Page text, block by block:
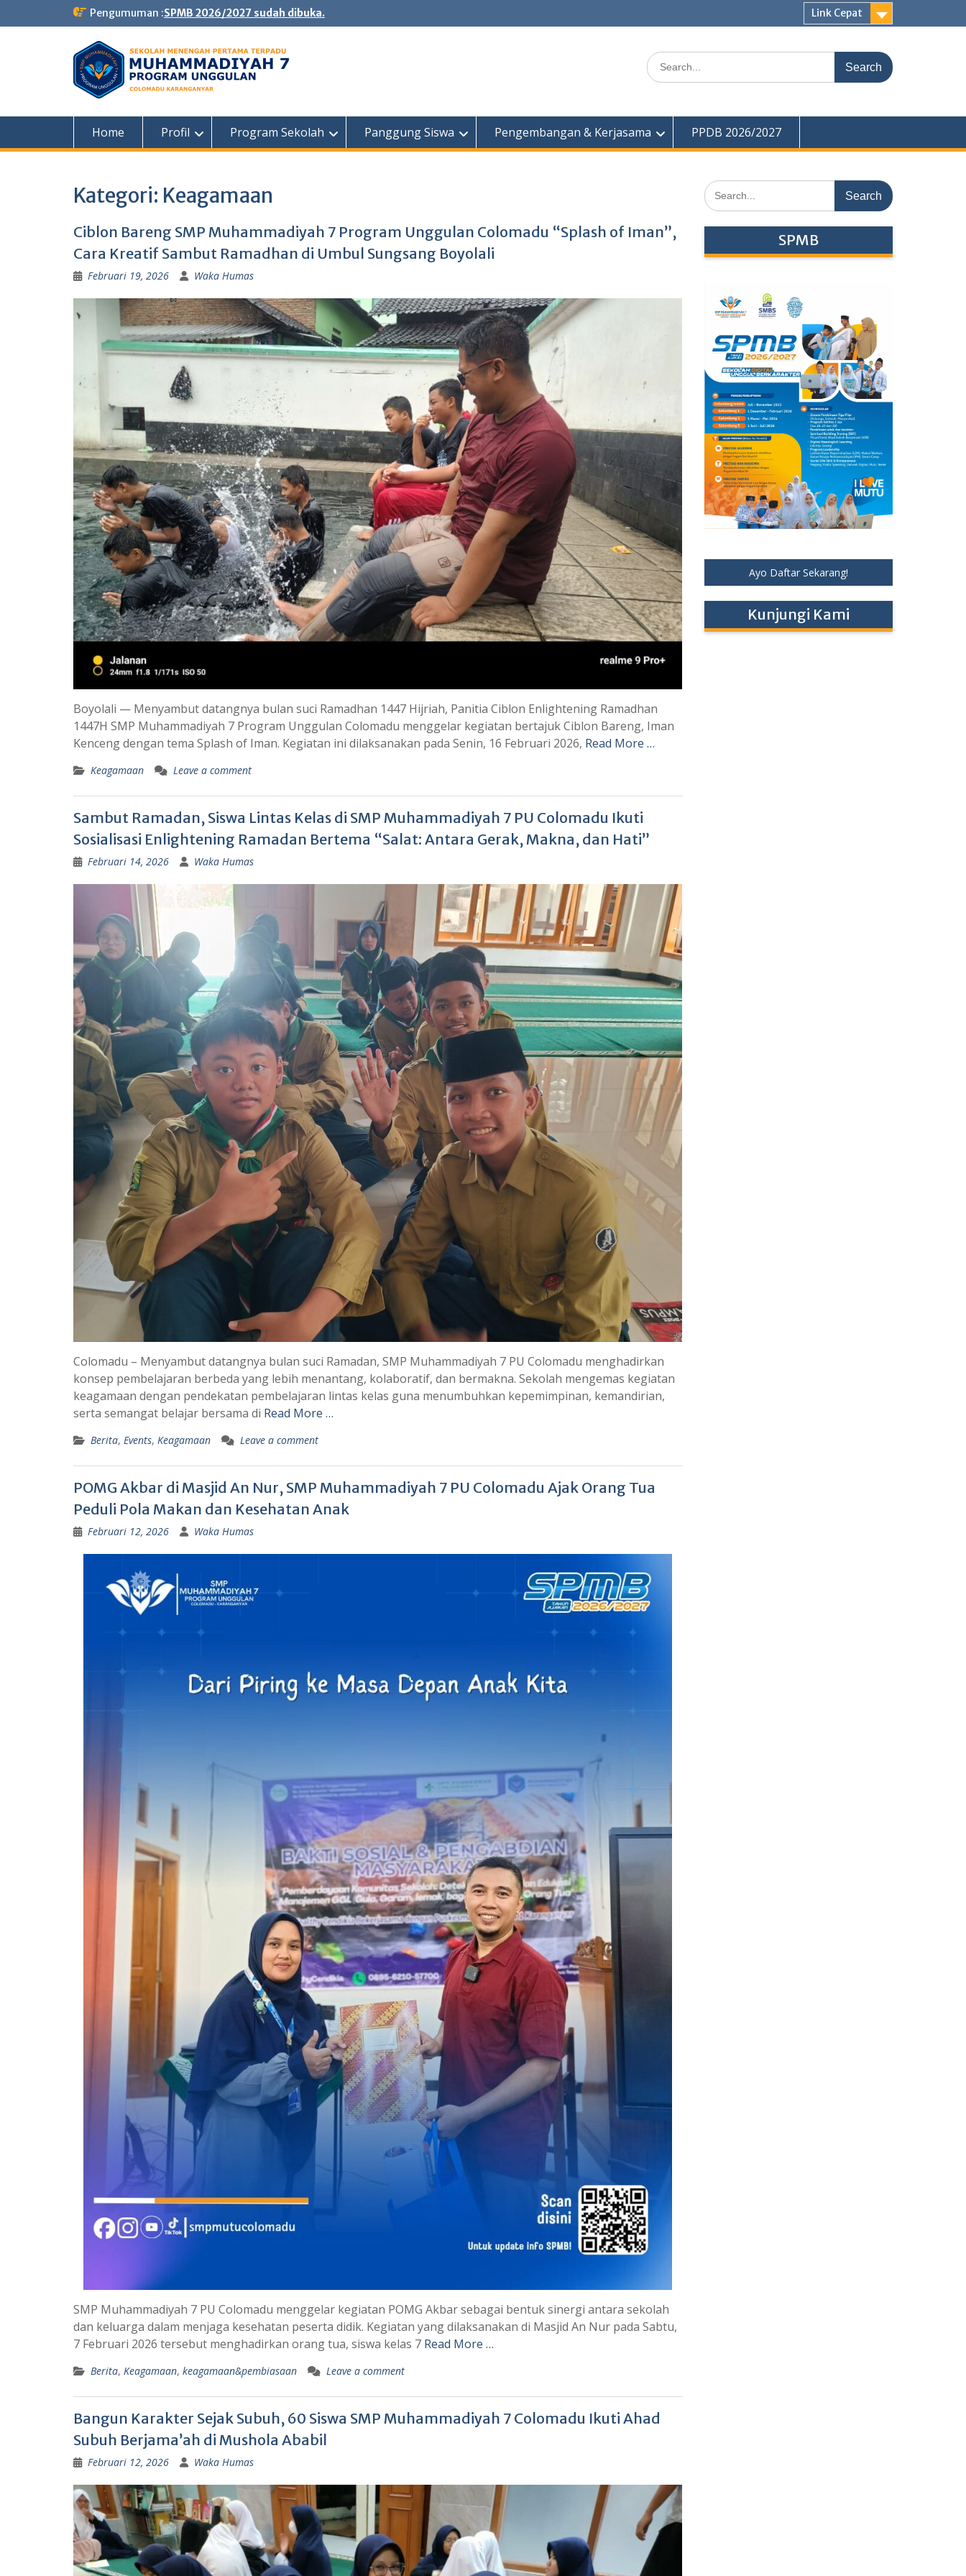
Pengumuman :SPMB 2026/2027 sudah dibuka. Link Cepat
Search
for:
Home Profil Program Sekolah Panggung Siswa Pengembangan & Kerjasama PPDB 2026/2027
Kategori: Keagamaan
Ciblon Bareng SMP Muhammadiyah 7 Program Unggulan Colomadu “Splash of Iman”,
Cara Kreatif Sambut Ramadhan di Umbul Sungsang Boyolali
Februari 19, 2026 Waka Humas
Boyolali — Menyambut datangnya bulan suci Ramadhan 1447 Hijriah, Panitia Ciblon Enlightening Ramadhan
1447H SMP Muhammadiyah 7 Program Unggulan Colomadu menggelar kegiatan bertajuk Ciblon Bareng, Iman
Kenceng dengan tema Splash of Iman. Kegiatan ini dilaksanakan pada Senin, 16 Februari 2026, Read More …
Keagamaan Leave a comment
Sambut Ramadan, Siswa Lintas Kelas di SMP Muhammadiyah 7 PU Colomadu Ikuti
Sosialisasi Enlightening Ramadan Bertema “Salat: Antara Gerak, Makna, dan Hati”
Februari 14, 2026 Waka Humas
Colomadu – Menyambut datangnya bulan suci Ramadan, SMP Muhammadiyah 7 PU Colomadu menghadirkan
konsep pembelajaran berbeda yang lebih menantang, kolaboratif, dan bermakna. Sekolah mengemas kegiatan
keagamaan dengan pendekatan pembelajaran lintas kelas guna menumbuhkan kepemimpinan, kemandirian,
serta semangat belajar bersama di Read More …
Berita, Events, Keagamaan Leave a comment
POMG Akbar di Masjid An Nur, SMP Muhammadiyah 7 PU Colomadu Ajak Orang Tua
Peduli Pola Makan dan Kesehatan Anak
Februari 12, 2026 Waka Humas
SMP Muhammadiyah 7 PU Colomadu menggelar kegiatan POMG Akbar sebagai bentuk sinergi antara sekolah
dan keluarga dalam menjaga kesehatan peserta didik. Kegiatan yang dilaksanakan di Masjid An Nur pada Sabtu,
7 Februari 2026 tersebut menghadirkan orang tua, siswa kelas 7 Read More …
Berita, Keagamaan, keagamaan&pembiasaan Leave a comment
Bangun Karakter Sejak Subuh, 60 Siswa SMP Muhammadiyah 7 Colomadu Ikuti Ahad
Subuh Berjama’ah di Mushola Ababil
Februari 12, 2026 Waka Humas
Search
for:
SPMB
Ayo Daftar Sekarang!
Kunjungi Kami